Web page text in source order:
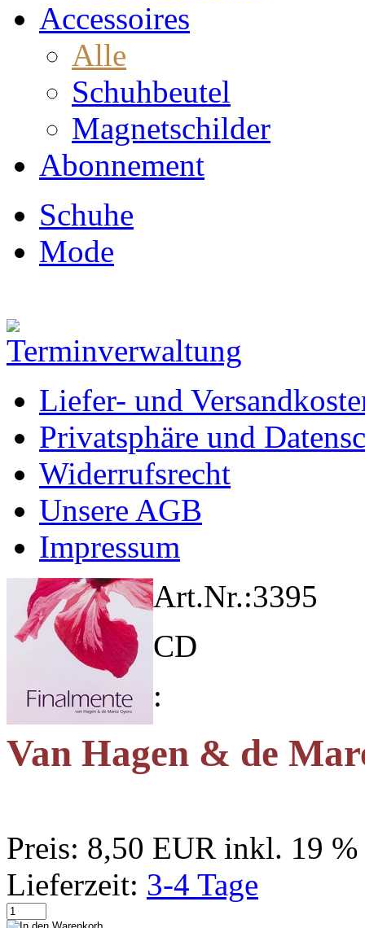
Accessoires
Alle
Schuhbeutel
Magnetschilder
Abonnement
Schuhe
Mode
Liefer- und
Privatsphäre und
Widerrufsrecht
Unsere AGB
Impressum
Art.Nr.:3395
CD
:
Van Hagen & de
Preis: 8,50 EUR inkl. 19
Lieferzeit: 3-4 Tage